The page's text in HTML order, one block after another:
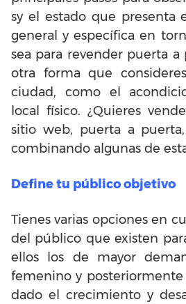
sy el estado que presenta
general y específica en
sea para revender puerta
otra forma que
ciudad, como el
local físico. ¿Quieres
sitio web, puerta a
combinando algunas de
Define tu público objetivo
Tienes varias opciones en
del público que existen
ellos los de mayor
femenino y
dado el crecimiento y